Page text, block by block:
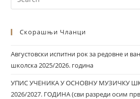
Скорашњи Чланци
Августовски испитни рок за редовне и
школска 2025/2026. година
УПИС УЧЕНИКА У ОСНОВНУ МУЗИЧКУ
2026/2027. ГОДИНА (сви разреди осим